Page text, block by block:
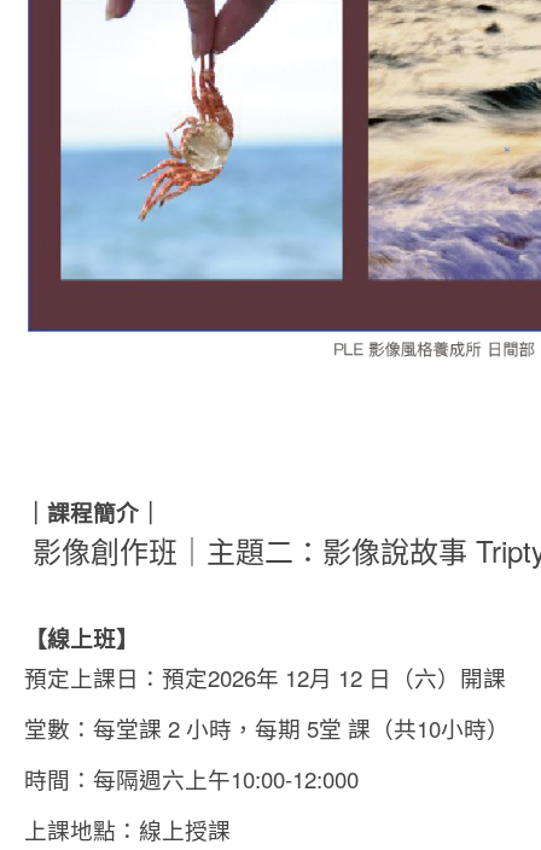
｜課程簡介｜
影像創作班｜主題二：影像說故事
【線上班】
預定上課日：預定2026年 12月 12 日（六）開課
堂數：每堂課 2 小時，每期 5堂 課（共10小時）
時間：每隔週六上午10:00-12:000
上課地點：線上授課